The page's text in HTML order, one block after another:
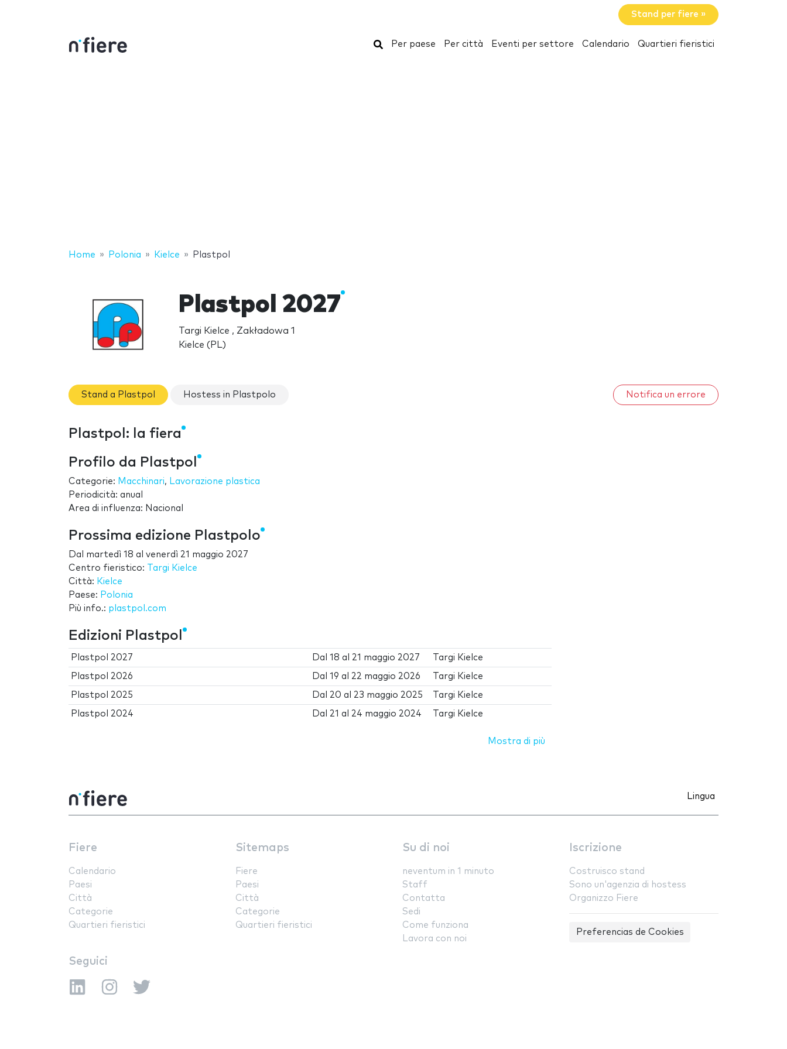
Stand per fiere »
Cerca
Per paese Per città Eventi per settore Calendario Quartieri fieristici
Home Polonia Kielce Plastpol
Plastpol 2027
Targi Kielce , Zakładowa 1
Kielce (PL)
Stand a Plastpol Hostess in Plastpolo Notifica un errore
Plastpol: la fiera
Profilo da Plastpol
Categorie: Macchinari, Lavorazione plastica
Periodicità: anual
Area di influenza: Nacional
Prossima edizione Plastpolo
Dal martedì 18 al venerdì 21 maggio 2027
Centro fieristico:
Targi Kielce
Città: Kielce
Paese: Polonia
Più info.: plastpol.com
Edizioni Plastpol
Plastpol 2027 Dal18 al 21 maggio 2027 Targi Kielce
Plastpol 2026 Dal19 al 22 maggio 2026 Targi Kielce
Plastpol 2025 Dal 20 al 23 maggio 2025 Targi Kielce
Plastpol 2024 Dal 21 al 24 maggio 2024 Targi Kielce
Mostra di più
Lingua
Fiere
Calendario
Paesi
Città
Categorie
Quartieri fieristici
Sitemaps
Fiere
Paesi
Città
Categorie
Quartieri fieristici
Su di noi
neventum in 1 minuto
Staff
Contatta
Sedi
Come funziona
Lavora con noi
Iscrizione
Costruisco stand
Sono un'agenzia di hostess
Organizzo Fiere
Preferencias de Cookies
Seguici